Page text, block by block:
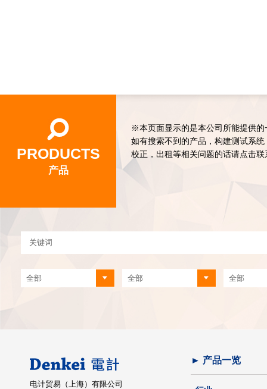
PRODUCTS
产品
※本页面显示的是本公司所能提供的
如有搜索不到的产品，构建测试系
校正，出租等相关问题的话请点击联
电计贸易（上海）有限公司
► 产品一览